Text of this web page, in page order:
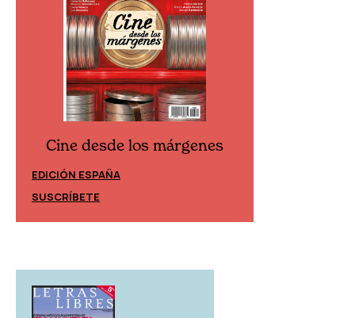
Cine desde los márgenes
EDICIÓN ESPAÑA
SUSCRÍBETE